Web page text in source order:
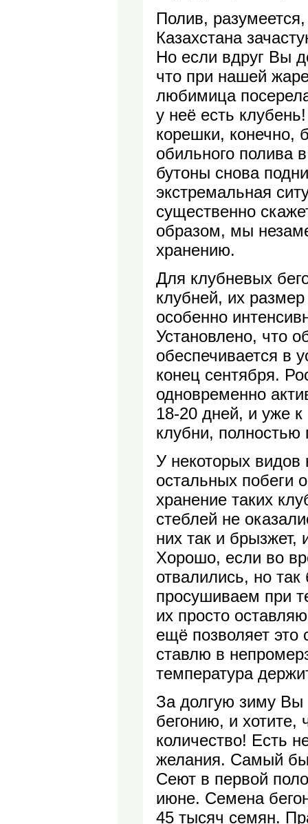
Полив,
Казахстана
Но если вдруг Вы
что при нашей
любимица
у неё есть
корешки, конечно,
обильного полива
бутоны снова
экстремальная
существенно
образом, мы
хранению.
Для клубневых
клубней, их
особенно
Установлено, что
обеспечивается в
конец сентября.
одновременно
18-20 дней, и уже
клубни, полностью
У некоторых видов
остальных побеги
хранение таких
стеблей не
них так и брызжет,
Хорошо, если во
отвалились, но
просушиваем при
их просто
ещё позволяет
ставлю в
температура
За долгую зиму Вы
бегонию, и хотите,
количество! Есть
желания. Самый
Сеют в первой
июне. Семена
45 тысяч семян.